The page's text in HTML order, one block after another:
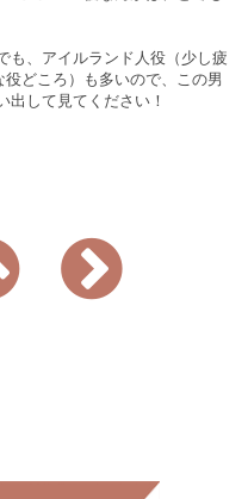
も、アイルランド人役（少し疲
どころ）も多いので、この男
出して見てください！